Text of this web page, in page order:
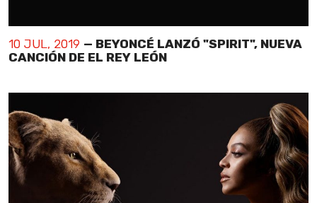
10 JUL, 2019 — BEYONCÉ LANZÓ "SPIRIT", NUEVA
CANCIÓN DE EL REY LEÓN